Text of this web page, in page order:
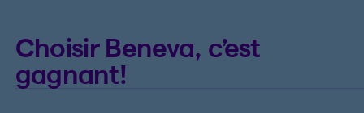
Choisir Beneva, c’est
gagnant!